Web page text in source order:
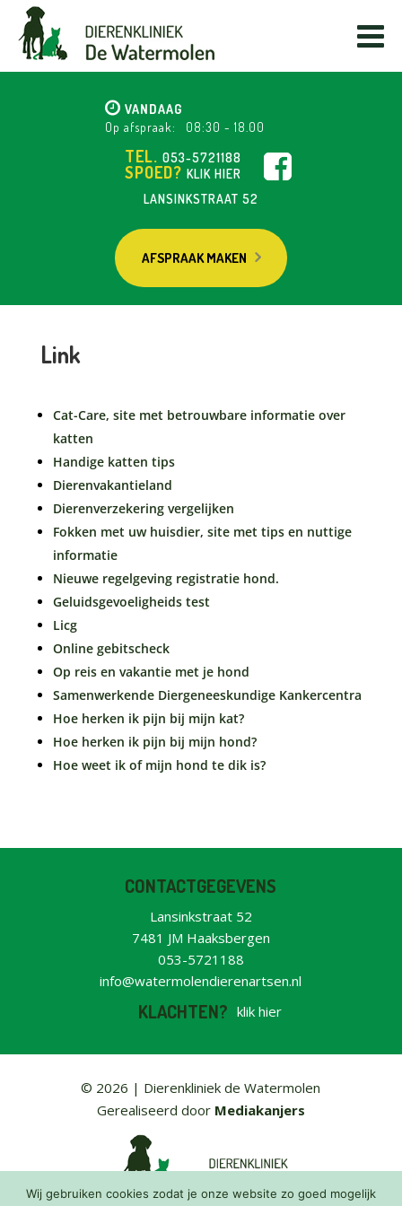
VANDAAG
Op afspraak:
08:30 -18.00
TEL. 053-5721188
SPOED? KLIK HIER
LANSINKSTRAAT 52
AFSPRAAK MAKEN
Link
Cat-Care, site met betrouwbare informatie over
katten
Handige katten tips
Dierenvakantieland
Dierenverzekering vergelijken
Fokken met uw huisdier, site met tips en nuttige
informatie
Nieuwe regelgeving registratie hond.
Geluidsgevoeligheids test
Licg
Online gebitscheck
Op reis en vakantie met je hond
Samenwerkende Diergeneeskundige Kankercentra
Hoe herken ik pijn bij mijn kat?
Hoe herken ik pijn bij mijn hond?
Hoe weet ik of mijn hond te dik is?
CONTACTGEGEVENS
Lansinkstraat 52
7481 JM Haaksbergen
053-5721188
info@watermolendierenartsen.nl
KLACHTEN? klik hier
© 2026 | Dierenkliniek de Watermolen
Gerealiseerd door Mediakanjers
Wij gebruiken cookies zodat je onze website zo goed mogelijk